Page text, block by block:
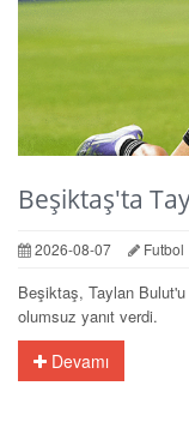
Beşiktaş'ta
2026-08-07 Futbol
Beşiktaş, Taylan Bulut'u
olumsuz yanıt verdi.
Devamı